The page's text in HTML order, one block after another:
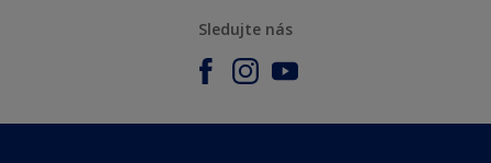
Sledujte nás